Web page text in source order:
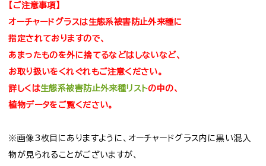
【ご注意事項】
オーチャードグラスは生態系被害防止外来種に
指定されておりますので、
あまったものを外に捨てるなどはしないなど、
お取り扱いをくれぐれもご注意ください。
詳しくは生態系被害防止外来種リストの中の、
植物データをご覧ください。
※画像3枚目にありますように、オーチャードグラス内に黒い混入
物が見られることがございますが、